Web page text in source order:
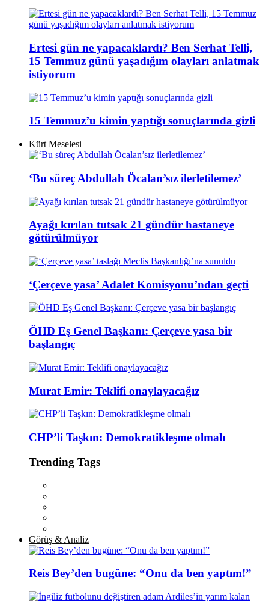
Ertesi gün ne yapacaklardı? Ben Serhat Telli,
15 Temmuz günü yaşadığım olayları anlatmak
istiyorum
15 Temmuz’u kimin yaptığı sonuçlarında gizli
Kürt Meselesi
‘Bu süreç Abdullah Öcalan’sız ilerletilemez’
Ayağı kırılan tutsak 21 gündür hastaneye
götürülmüyor
‘Çerçeve yasa’ Adalet Komisyonu’ndan geçti
ÖHD Eş Genel Başkanı: Çerçeve yasa bir
başlangıç
Murat Emir: Teklifi onaylayacağız
CHP’li Taşkın: Demokratikleşme olmalı
Trending Tags
Görüş & Analiz
Reis Bey’den bugüne: “Onu da ben yaptım!”